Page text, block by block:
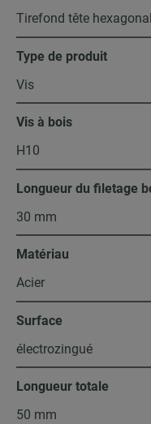
Tirefond tête
Type de produit
Vis
Vis à bois
H10
Longueur du filetage
30 mm
Matériau
Acier
Surface
électrozingué
Longueur totale
50 mm